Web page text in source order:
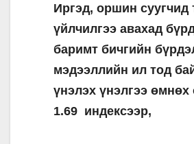
Иргэд, оршин суугчид
үйлчилгээ авахад
баримт бичгийн
мэдээллийн ил тод
үнэлэх үнэлгээ өмнөх
1.69 индексээр,